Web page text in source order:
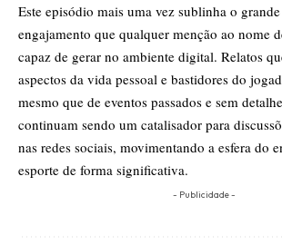
Este episódio mais uma vez sublinha o
engajamento que qualquer menção ao nome
capaz de gerar no ambiente digital. Relatos
aspectos da vida pessoal e bastidores do
mesmo que de eventos passados e sem
continuam sendo um catalisador para
nas redes sociais, movimentando a esfera do
esporte de forma significativa.
- Publicidade -